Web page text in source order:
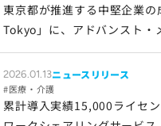
東京都が推進する中堅企業
Tokyo」に、アドバンスト・
2026.01.13ニュースリリース
医療・介護
累計導入実績15,000ライセ